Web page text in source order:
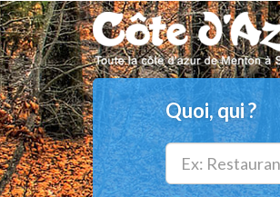
Quoi, qui ?